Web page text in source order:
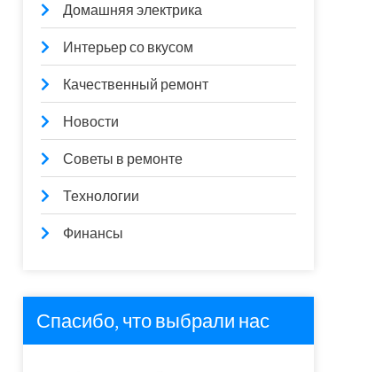
Домашняя электрика
Интерьер со вкусом
Качественный ремонт
Новости
Советы в ремонте
Технологии
Финансы
Спасибо, что выбрали нас